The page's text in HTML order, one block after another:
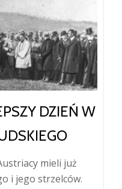
DZIEŃ W
mieli już
i jego strzelców.